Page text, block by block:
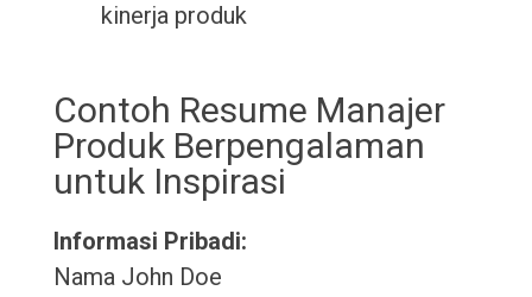
kinerja produk
Contoh Resume Manajer
Produk Berpengalaman
untuk Inspirasi
Informasi Pribadi:
Nama John Doe